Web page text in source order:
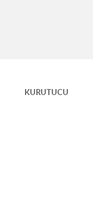
KURUTUCU